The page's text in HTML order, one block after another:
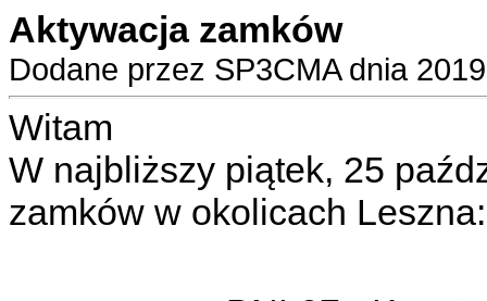
Aktywacja zamków
Dodane przez SP3CMA dnia
Witam
W najbliższy piątek, 25
zamków w okolicach Leszna: